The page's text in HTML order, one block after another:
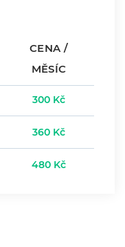
CENA /
MĚSÍC
300 Kč
360 Kč
480 Kč